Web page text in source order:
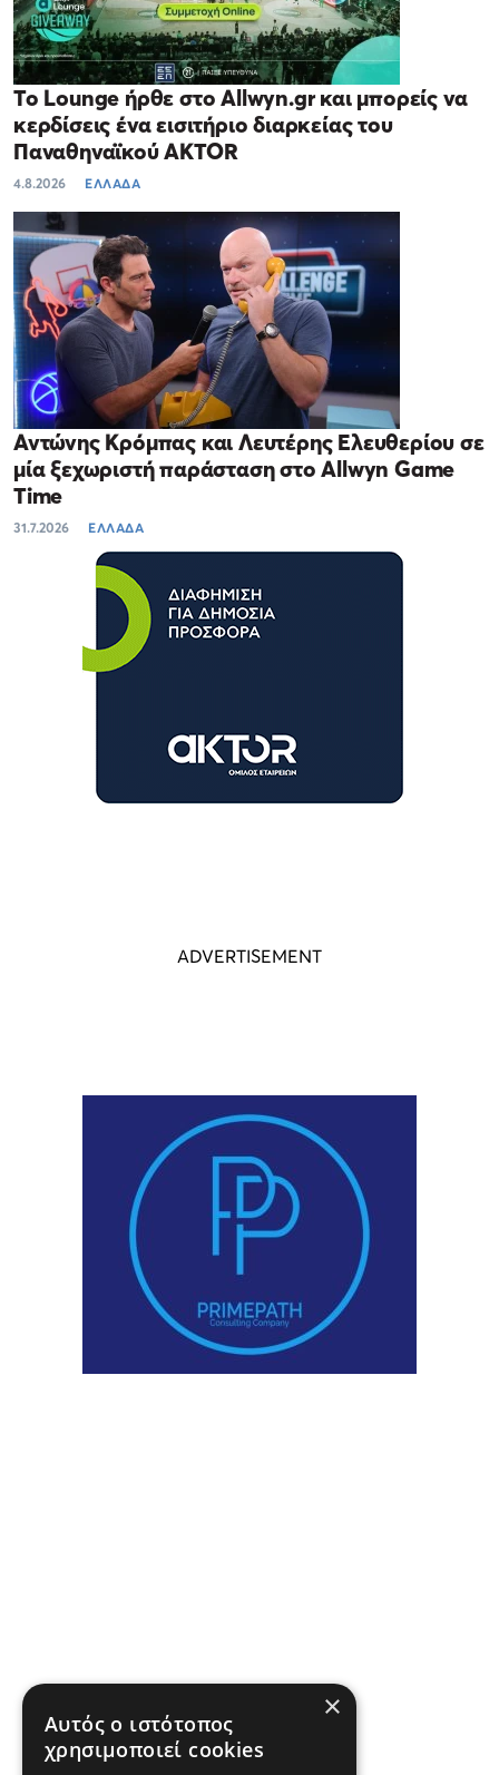
Το Lounge ήρθε στο Allwyn.gr και μπορείς να
κερδίσεις ένα εισιτήριο διαρκείας του
Παναθηναϊκού AKTOR
4.8.2026 ΕΛΛΑΔΑ
Αντώνης Κρόμπας και Λευτέρης Ελευθερίου σε
μία ξεχωριστή παράσταση στο Allwyn Game
Time
31.7.2026 ΕΛΛΑΔΑ
×
Αυτός ο ιστότοπος
χρησιμοποιεί cookies